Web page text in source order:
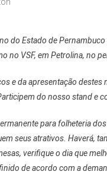
do Estado de
no VSF, em Petrolina, no
e da apresentação
do nosso stand e
para folheteria
seus atrativos. Haverá,
verifique o dia que
de acordo com a